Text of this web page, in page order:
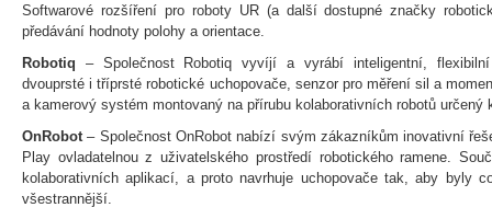
Softwarové rozšíření pro roboty UR (a další dostupné značky
předávání hodnoty polohy a orientace.
Robotiq – Společnost Robotiq vyvíjí a vyrábí inteligentní, flexibilní
dvouprsté i tříprsté robotické uchopovače, senzor pro měření sil a
a kamerový systém montovaný na přírubu kolaborativních robotů určený
OnRobot– Společnost OnRobot nabízí svým zákazníkům inovativní
Play ovladatelnou z uživatelského prostředí robotického ramene.
kolaborativních aplikací, a proto navrhuje uchopovače tak, aby byly
všestrannější.